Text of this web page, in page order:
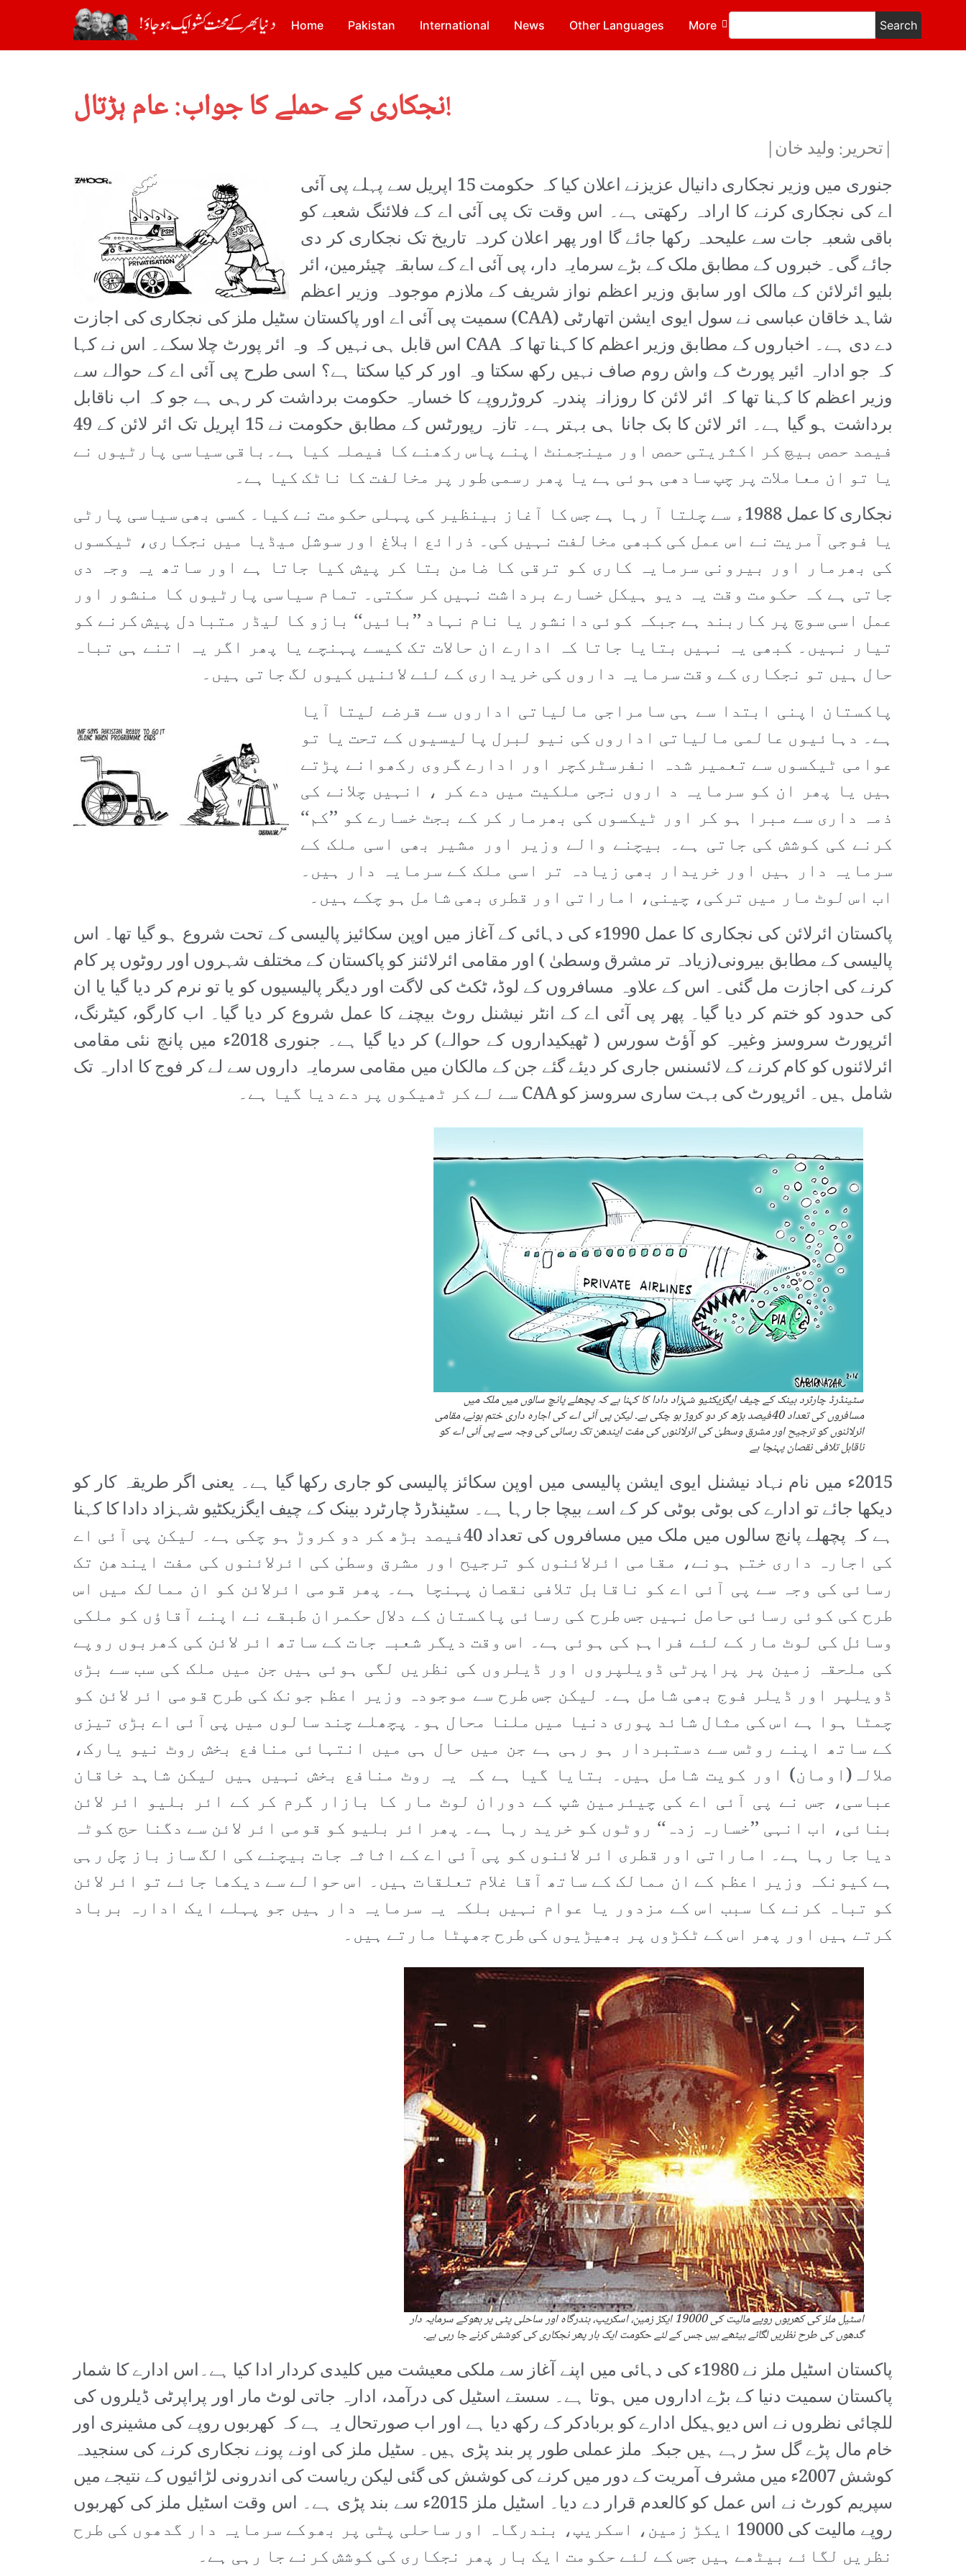
Home Pakistan International News Other Languages More Search
نجکاری کے حملے کا جواب: عام ہڑتال!
|تحریر: ولید خان|
جنوری میں وزیر نجکاری دانیال عزیزنے اعلان کیا کہ حکومت 15 اپریل سے پہلے پی آئی
اے کی نجکاری کرنے کا ارادہ رکھتی ہے۔ اس وقت تک پی آئی اے کے فلائنگ شعبے کو
باقی شعبہ جات سے علیحدہ رکھا جائے گا اور پھر اعلان کردہ تاریخ تک نجکاری کر دی
جائے گی۔ خبروں کے مطابق ملک کے بڑے سرمایہ دار، پی آئی اے کے سابقہ چیئرمین، ائر
بلیو ائرلائن کے مالک اور سابق وزیر اعظم نواز شریف کے ملازم موجودہ وزیر اعظم
شاہد خاقان عباسی نے سول ایوی ایشن اتھارٹی (CAA) سمیت پی آئی اے اور پاکستان سٹیل ملز کی نجکاری کی اجازت
دے دی ہے۔ اخباروں کے مطابق وزیر اعظم کا کہنا تھا کہ CAA اس قابل ہی نہیں کہ وہ ائر پورٹ چلا سکے۔ اس نے کہا
کہ جو ادارہ ائیر پورٹ کے واش روم صاف نہیں رکھ سکتا وہ اور کر کیا سکتا ہے؟ اسی طرح پی آئی اے کے حوالے سے
وزیر اعظم کا کہنا تھا کہ ائر لائن کا روزانہ پندرہ کروڑروپے کا خسارہ حکومت برداشت کر رہی ہے جو کہ اب ناقابل
برداشت ہو گیا ہے۔ ائر لائن کا بک جانا ہی بہتر ہے۔ تازہ رپورٹس کے مطابق حکومت نے 15 اپریل تک ائر لائن کے 49
فیصد حصص بیچ کر اکثریتی حصص اور مینجمنٹ اپنے پاس رکھنے کا فیصلہ کیا ہے۔باقی سیاسی پارٹیوں نے
یا تو ان معاملات پر چپ سادھی ہوئی ہے یا پھر رسمی طور پر مخالفت کا ناٹک کیا ہے۔
نجکاری کا عمل 1988ء سے چلتا آ رہا ہے جس کا آغاز بینظیر کی پہلی حکومت نے کیا۔ کسی بھی سیاسی پارٹی
یا فوجی آمریت نے اس عمل کی کبھی مخالفت نہیں کی۔ ذرائع ابلاغ اور سوشل میڈیا میں نجکاری، ٹیکسوں
کی بھرمار اور بیرونی سرمایہ کاری کو ترقی کا ضامن بتا کر پیش کیا جاتا ہے اور ساتھ یہ وجہ دی
جاتی ہے کہ حکومت وقت یہ دیو ہیکل خسارے برداشت نہیں کر سکتی۔ تمام سیاسی پارٹیوں کا منشور اور
عمل اسی سوچ پر کاربند ہے جبکہ کوئی دانشور یا نام نہاد ’’بائیں‘‘ بازو کا لیڈر متبادل پیش کرنے کو
تیار نہیں۔ کبھی یہ نہیں بتایا جاتا کہ ادارے ان حالات تک کیسے پہنچے یا پھر اگر یہ اتنے ہی تباہ
حال ہیں تو نجکاری کے وقت سرمایہ داروں کی خریداری کے لئے لائنیں کیوں لگ جاتی ہیں۔
پاکستان اپنی ابتدا سے ہی سامراجی مالیاتی اداروں سے قرضے لیتا آیا
ہے۔ دہائیوں عالمی مالیاتی اداروں کی نیو لبرل پالیسیوں کے تحت یا تو
عوامی ٹیکسوں سے تعمیر شدہ انفرسٹرکچر اور ادارے گروی رکھوانے پڑتے
ہیں یا پھر ان کو سرمایہ د اروں نجی ملکیت میں دے کر ، انہیں چلانے کی
ذمہ داری سے مبرا ہو کر اور ٹیکسوں کی بھرمار کر کے بجٹ خسارے کو ’’کم‘‘
کرنے کی کوشش کی جاتی ہے۔ بیچنے والے وزیر اور مشیر بھی اسی ملک کے
سرمایہ دار ہیں اور خریدار بھی زیادہ تر اسی ملک کے سرمایہ دار ہیں۔
اب اس لوٹ مار میں ترکی، چینی، اماراتی اور قطری بھی شامل ہو چکے ہیں۔
پاکستان ائرلائن کی نجکاری کا عمل 1990ء کی دہائی کے آغاز میں اوپن سکائیز پالیسی کے تحت شروع ہو گیا تھا۔ اس
پالیسی کے مطابق بیرونی(زیادہ تر مشرق وسطیٰ ) اور مقامی ائرلائنز کو پاکستان کے مختلف شہروں اور روٹوں پر کام
کرنے کی اجازت مل گئی۔ اس کے علاوہ مسافروں کے لوڈ، ٹکٹ کی لاگت اور دیگر پالیسیوں کو یا تو نرم کر دیا گیا یا ان
کی حدود کو ختم کر دیا گیا۔ پھر پی آئی اے کے انٹر نیشنل روٹ بیچنے کا عمل شروع کر دیا گیا۔ اب کارگو، کیٹرنگ،
ائرپورٹ سروسز وغیرہ کو آؤٹ سورس ( ٹھیکیداروں کے حوالے) کر دیا گیا ہے۔ جنوری 2018ء میں پانچ نئی مقامی
ائرلائنوں کو کام کرنے کے لائسنس جاری کر دیئے گئے جن کے مالکان میں مقامی سرمایہ داروں سے لے کر فوج کا ادارہ تک
شامل ہیں۔ ائرپورٹ کی بہت ساری سروسز کو CAA سے لے کر ٹھیکوں پر دے دیا گیا ہے۔
سٹینڈرڈ چارٹرد بینک کے چیف ایگزیکٹیو شہزاد دادا کا کہنا ہے کہ پچھلے پانچ سالوں میں ملک میں
مسافروں کی تعداد 40فیصد بڑھ کر دو کروڑ ہو چکی ہے۔ لیکن پی آئی اے کی اجارہ داری ختم ہونے، مقامی
ائرلائنوں کو ترجیح اور مشرق وسطیٰ کی ائرلائنوں کی مفت ایندھن تک رسائی کی وجہ سے پی آئی اے کو
ناقابل تلافی نقصان پہنچا ہے
2015ء میں نام نہاد نیشنل ایوی ایشن پالیسی میں اوپن سکائز پالیسی کو جاری رکھا گیا ہے۔ یعنی اگر طریقہ کار کو
دیکھا جائے تو ادارے کی بوٹی بوٹی کر کے اسے بیچا جا رہا ہے۔ سٹینڈرڈ چارٹرد بینک کے چیف ایگزیکٹیو شہزاد دادا کا کہنا
ہے کہ پچھلے پانچ سالوں میں ملک میں مسافروں کی تعداد 40فیصد بڑھ کر دو کروڑ ہو چکی ہے۔ لیکن پی آئی اے
کی اجارہ داری ختم ہونے، مقامی ائرلائنوں کو ترجیح اور مشرق وسطیٰ کی ائرلائنوں کی مفت ایندھن تک
رسائی کی وجہ سے پی آئی اے کو ناقابل تلافی نقصان پہنچا ہے۔ پھر قومی ائرلائن کو ان ممالک میں اس
طرح کی کوئی رسائی حاصل نہیں جس طرح کی رسائی پاکستان کے دلال حکمران طبقے نے اپنے آقاؤں کو ملکی
وسائل کی لوٹ مار کے لئے فراہم کی ہوئی ہے۔ اس وقت دیگر شعبہ جات کے ساتھ ائر لائن کی کھربوں روپے
کی ملحقہ زمین پر پراپرٹی ڈویلپروں اور ڈیلروں کی نظریں لگی ہوئی ہیں جن میں ملک کی سب سے بڑی
ڈویلپر اور ڈیلر فوج بھی شامل ہے۔ لیکن جس طرح سے موجودہ وزیر اعظم جونک کی طرح قومی ائر لائن کو
چمٹا ہوا ہے اس کی مثال شائد پوری دنیا میں ملنا محال ہو۔ پچھلے چند سالوں میں پی آئی اے بڑی تیزی
کے ساتھ اپنے روٹس سے دستبردار ہو رہی ہے جن میں حال ہی میں انتہائی منافع بخش روٹ نیو یارک،
صلالہ(اومان) اور کویت شامل ہیں۔ بتایا گیا ہے کہ یہ روٹ منافع بخش نہیں ہیں لیکن شاہد خاقان
عباسی، جس نے پی آئی اے کی چیئرمین شپ کے دوران لوٹ مار کا بازار گرم کر کے ائر بلیو ائر لائن
بنائی، اب انہی ’’خسارہ زدہ‘‘ روٹوں کو خرید رہا ہے۔ پھر ائر بلیو کو قومی ائر لائن سے دگنا حج کوٹہ
دیا جا رہا ہے۔ اماراتی اور قطری ائر لائنوں کو پی آئی اے کے اثاثہ جات بیچنے کی الگ ساز باز چل رہی
ہے کیونکہ وزیر اعظم کے ان ممالک کے ساتھ آقا غلام تعلقات ہیں۔ اس حوالے سے دیکھا جائے تو ائر لائن
کو تباہ کرنے کا سبب اس کے مزدور یا عوام نہیں بلکہ یہ سرمایہ دار ہیں جو پہلے ایک ادارہ برباد
کرتے ہیں اور پھر اس کے ٹکڑوں پر بھیڑیوں کی طرح جھپٹا مارتے ہیں۔
اسٹیل ملز کی کھربوں روپے مالیت کی 19000 ایکڑ زمین، اسکریپ، بندرگاہ اور ساحلی پٹی پر بھوکے سرمایہ دار
گدھوں کی طرح نظریں لگائے بیٹھے ہیں جس کے لئے حکومت ایک بار پھر نجکاری کی کوشش کرنے جا رہی ہے۔
پاکستان اسٹیل ملز نے 1980ء کی دہائی میں اپنے آغاز سے ملکی معیشت میں کلیدی کردار ادا کیا ہے۔اس ادارے کا شمار
پاکستان سمیت دنیا کے بڑے اداروں میں ہوتا ہے۔ سستے اسٹیل کی درآمد، ادارہ جاتی لوٹ مار اور پراپرٹی ڈیلروں کی
للچائی نظروں نے اس دیوہیکل ادارے کو بربادکر کے رکھ دیا ہے اور اب صورتحال یہ ہے کہ کھربوں روپے کی مشینری اور
خام مال پڑے گل سڑ رہے ہیں جبکہ ملز عملی طور پر بند پڑی ہیں۔ سٹیل ملز کی اونے پونے نجکاری کرنے کی سنجیدہ
کوشش 2007ء میں مشرف آمریت کے دور میں کرنے کی کوشش کی گئی لیکن ریاست کی اندرونی لڑائیوں کے نتیجے میں
سپریم کورٹ نے اس عمل کو کالعدم قرار دے دیا۔ اسٹیل ملز 2015ء سے بند پڑی ہے۔ اس وقت اسٹیل ملز کی کھربوں
روپے مالیت کی 19000 ایکڑ زمین، اسکریپ، بندرگاہ اور ساحلی پٹی پر بھوکے سرمایہ دار گدھوں کی طرح
نظریں لگائے بیٹھے ہیں جس کے لئے حکومت ایک بار پھر نجکاری کی کوشش کرنے جا رہی ہے۔